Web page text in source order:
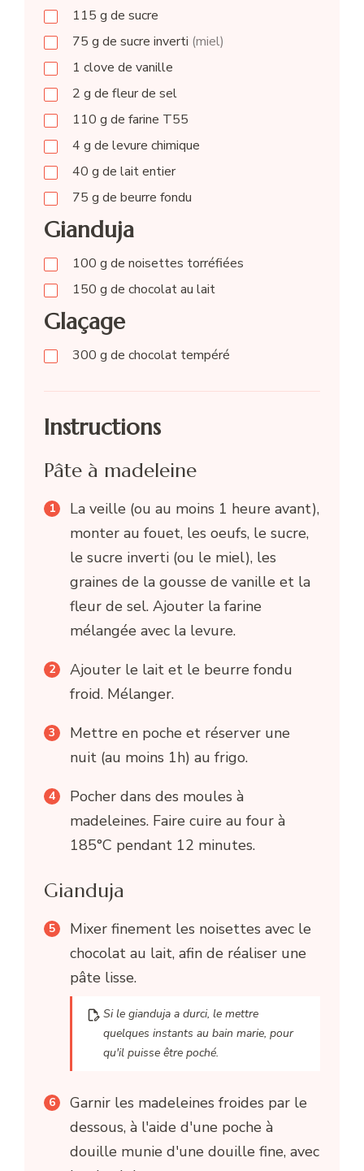
115 g de sucre
75 g de sucre inverti (miel)
1 clove de vanille
2 g de fleur de sel
110 g de farine T55
4 g de levure chimique
40 g de lait entier
75 g de beurre fondu
Gianduja
100 g de noisettes torréfiées
150 g de chocolat au lait
Glaçage
300 g de chocolat tempéré
Instructions
Pâte à madeleine
La veille (ou au moins 1 heure avant),
monter au fouet, les oeufs, le sucre,
le sucre inverti (ou le miel), les
graines de la gousse de vanille et la
fleur de sel. Ajouter la farine
mélangée avec la levure.
Ajouter le lait et le beurre fondu
froid. Mélanger.
Mettre en poche et réserver une
nuit (au moins 1h) au frigo.
Pocher dans des moules à
madeleines. Faire cuire au four à
185°C pendant 12 minutes.
Gianduja
Mixer finement les noisettes avec le
chocolat au lait, afin de réaliser une
pâte lisse.
Si le gianduja a durci, le mettre
quelques instants au bain marie, pour
qu'il puisse être poché.
Garnir les madeleines froides par le
dessous, à l'aide d'une poche à
douille munie d'une douille fine, avec